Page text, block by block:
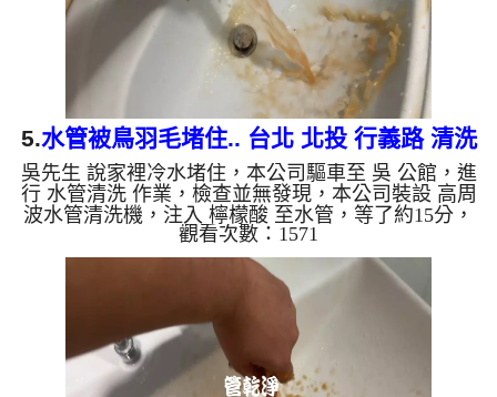
5.水管被鳥羽毛堵住.. 台北 北投 行義路 清洗
水管
吳先生 說家裡冷水堵住，本公司驅車至 吳 公館，進
行 水管清洗 作業，檢查並無發現，本公司裝設 高周
波水管清洗機，注入 檸檬酸 至水管，等了約15分，
開啟 水管清洗機 ，啟動 螺旋波 模式，一洗水管就流
出髒水，突然噴出異物，一看居然是鳥羽毛，羽毛源
源不絕，兩個多小時後，出水變乾淨出水量也恢復
了。 如是自來水，如水管老化，會產生鐵鏽跟泥沙
堆積，洗出來的水就會是咖啡色，地下水含有氧化
錳，管壁上會結成黑色管垢，洗出來的水會跟石油一
樣黑，有些洗出綠色的水，是因為裡面有銅的物質，
生鏽產生銅綠，如是藍...
觀看次數：1571